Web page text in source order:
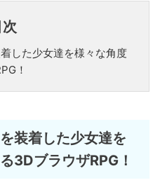
次
した少女達を様々な角度
！
装着した少女達を
3DブラウザRPG！